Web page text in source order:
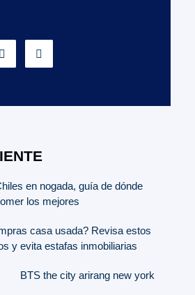
en nogada, guía de dónde
los mejores
casa usada? Revisa estos
y evita estafas inmobiliarias
BTS the city arirang new york